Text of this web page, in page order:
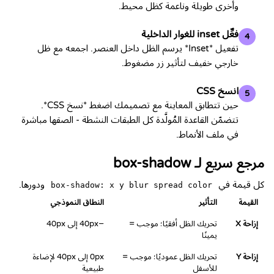
وأخرى طويلة وناعمة كظل محيط.
4 فعِّل inset للغوار الداخلية
تفعيل *Inset* يرسم الظل داخل العنصر. اجمعه مع ظل
خارجي خفيف لتأثير زر مضغوط.
5 انسخ CSS
حين تتطابق المعاينة مع تصميمك اضغط *نسخ CSS*.
تتضمّن القاعدة المُولَّدة كل الطبقات النشطة - الصقها مباشرة
في ملف الأنماط.
مرجع سريع لـ box-shadow
كل قيمة في box-shadow: x y blur spread color ودورها.
القيمة التأثير النطاق النموذجي
إزاحة X
تحريك الظل أفقيًا؛ موجب =
يمينًا
−40px إلى 40px
إزاحة Y
تحريك الظل عموديًا؛ موجب =
للأسفل
0px إلى 40px لإضاءة
طبيعية